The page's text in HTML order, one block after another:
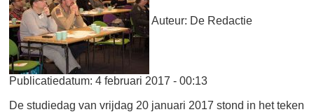
Auteur: De Redactie
Publicatiedatum: 4 februari 2017 - 00:13
De studiedag van vrijdag 20 januari 2017 stond in het teken